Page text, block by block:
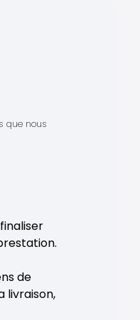
que nous
de
livraison,